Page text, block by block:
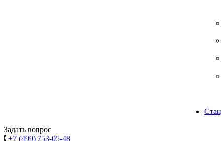
Задать вопрос
+7 (499) 753-05-48